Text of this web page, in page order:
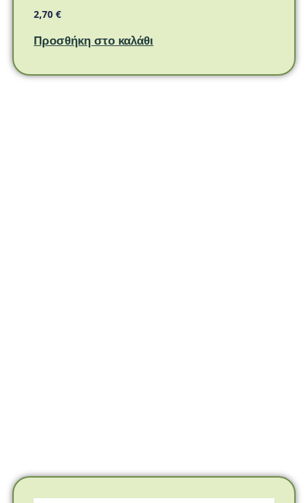
2,70€
Προσθήκη στο καλάθι